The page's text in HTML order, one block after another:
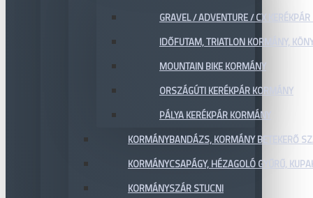
GRAVEL / ADVENTURE / CX
IDŐFUTAM, TRIATLON KORMÁNY,
MOUNTAIN BIKE KORMÁNY
ORSZÁGÚTI KERÉKPÁR KORMÁNY
PÁLYA KERÉKPÁR KORMÁNY
KORMÁNYBANDÁZS, KORMÁNY BETEKERŐ
KORMÁNYCSAPÁGY, HÉZAGOLÓ GYŰRŰ,
KORMÁNYSZÁR STUCNI